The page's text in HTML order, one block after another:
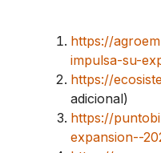
https://
impulsa-su-
https://
adicional)
https://
expansion--